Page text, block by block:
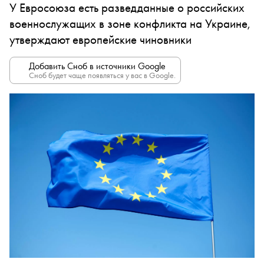
У Евросоюза есть разведданные о российских
военнослужащих в зоне конфликта на Украине,
утверждают европейские чиновники
Добавить Сноб в источники Google
Сноб будет чаще появляться у вас в Google.